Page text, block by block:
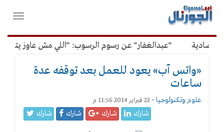
القائمة
الرئيسية
فتح
"عبدالغفار" عن رسوم الرسوب: "اللي مش عاوز يتعلم
«واتس آب» يعود للعمل بعد توقفه عدة
ساعات
علوم وتكنولوجيا - 22 فبراير 2014 11:56 م
شارك شارك شارك شارك